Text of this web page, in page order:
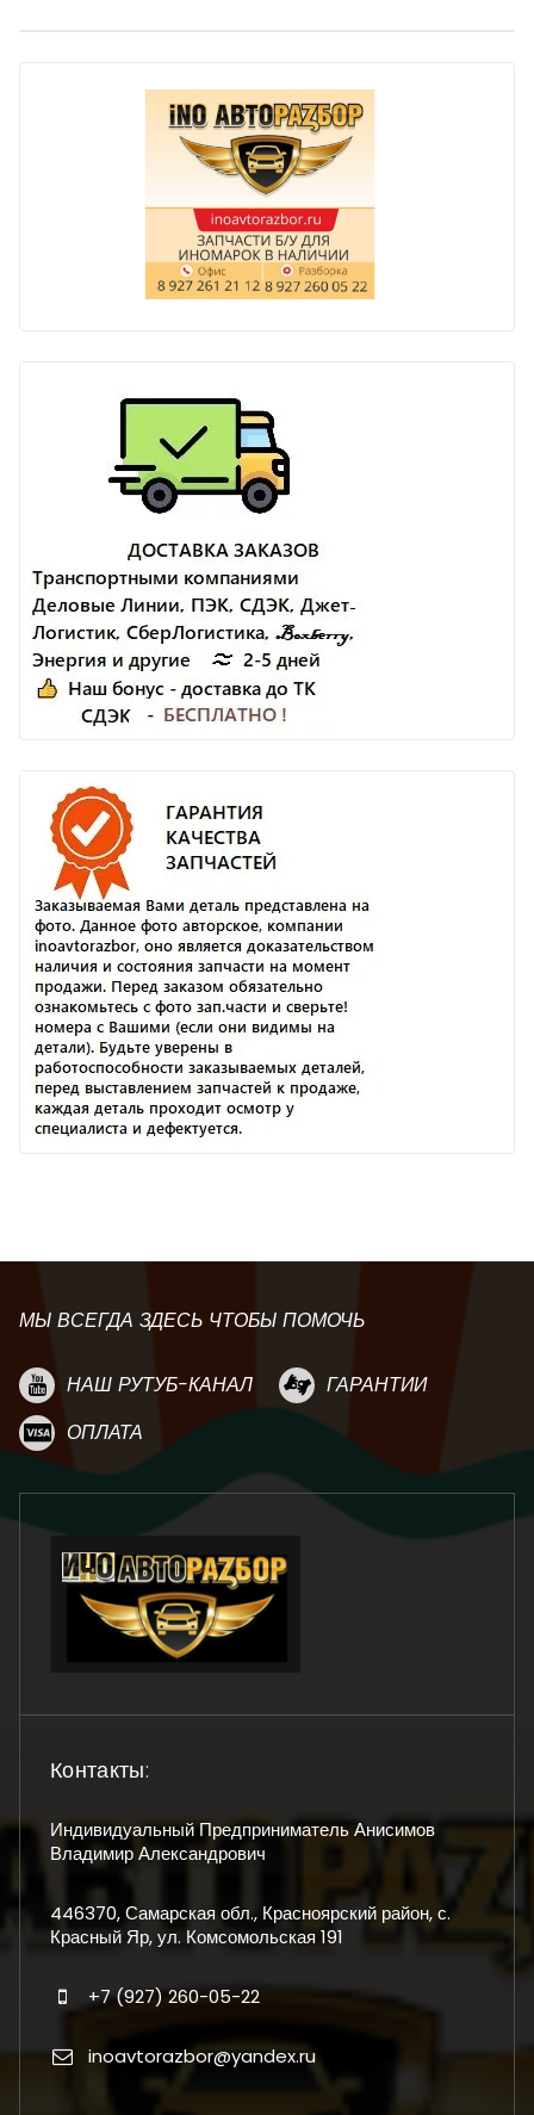
МЫ ВСЕГДА ЗДЕСЬ ЧТОБЫ ПОМОЧЬ
НАШ РУТУБ-КАНАЛ
ГАРАНТИИ
ОПЛАТА
Контакты:
Индивидуальный Предприниматель Анисимов
Владимир Александрович
446370, Самарская обл., Красноярский район, с.
Красный Яр, ул. Комсомольская 191
+7 (927) 260-05-22
inoavtorazbor@yandex.ru